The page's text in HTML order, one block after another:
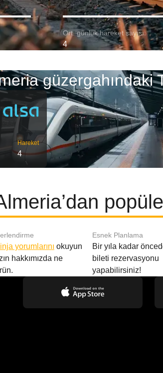
Ort. günlük hareket sayısı:
4
güzergahındaki
Hareket
4
yorumlarını okuyun
hakkımızda ne
Esnek Planlama
Bir yıla kadar
bileti rezervasyonu
yapabilirsiniz!